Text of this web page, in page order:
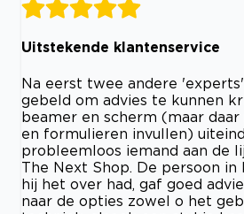
Uitstekende klantenservice
Na eerst twee andere
gebeld om advies te kunnen
beamer en scherm (maar
en formulieren invullen)
probleemloos iemand aan de
The Next Shop. De persoon
hij het over had, gaf goed
naar de opties zowel o het